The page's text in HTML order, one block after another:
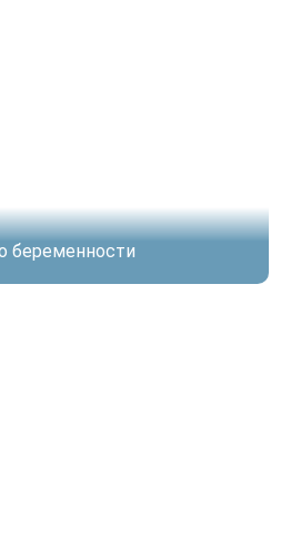
беременности